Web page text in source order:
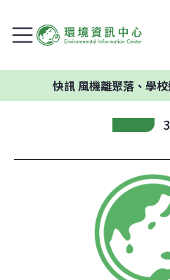
快訊風機離聚落、學校過